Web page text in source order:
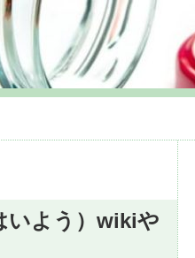
いよう）wikiや